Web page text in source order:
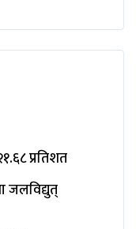
प्रतिशत
जलविद्युत्